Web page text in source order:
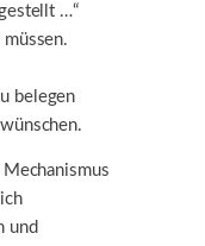
…“
belegen
Mechanismus
und